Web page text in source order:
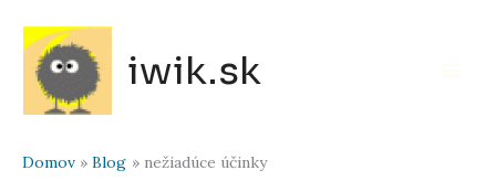
obsah
iwik.sk
Domov Blog nežiadúce účinky